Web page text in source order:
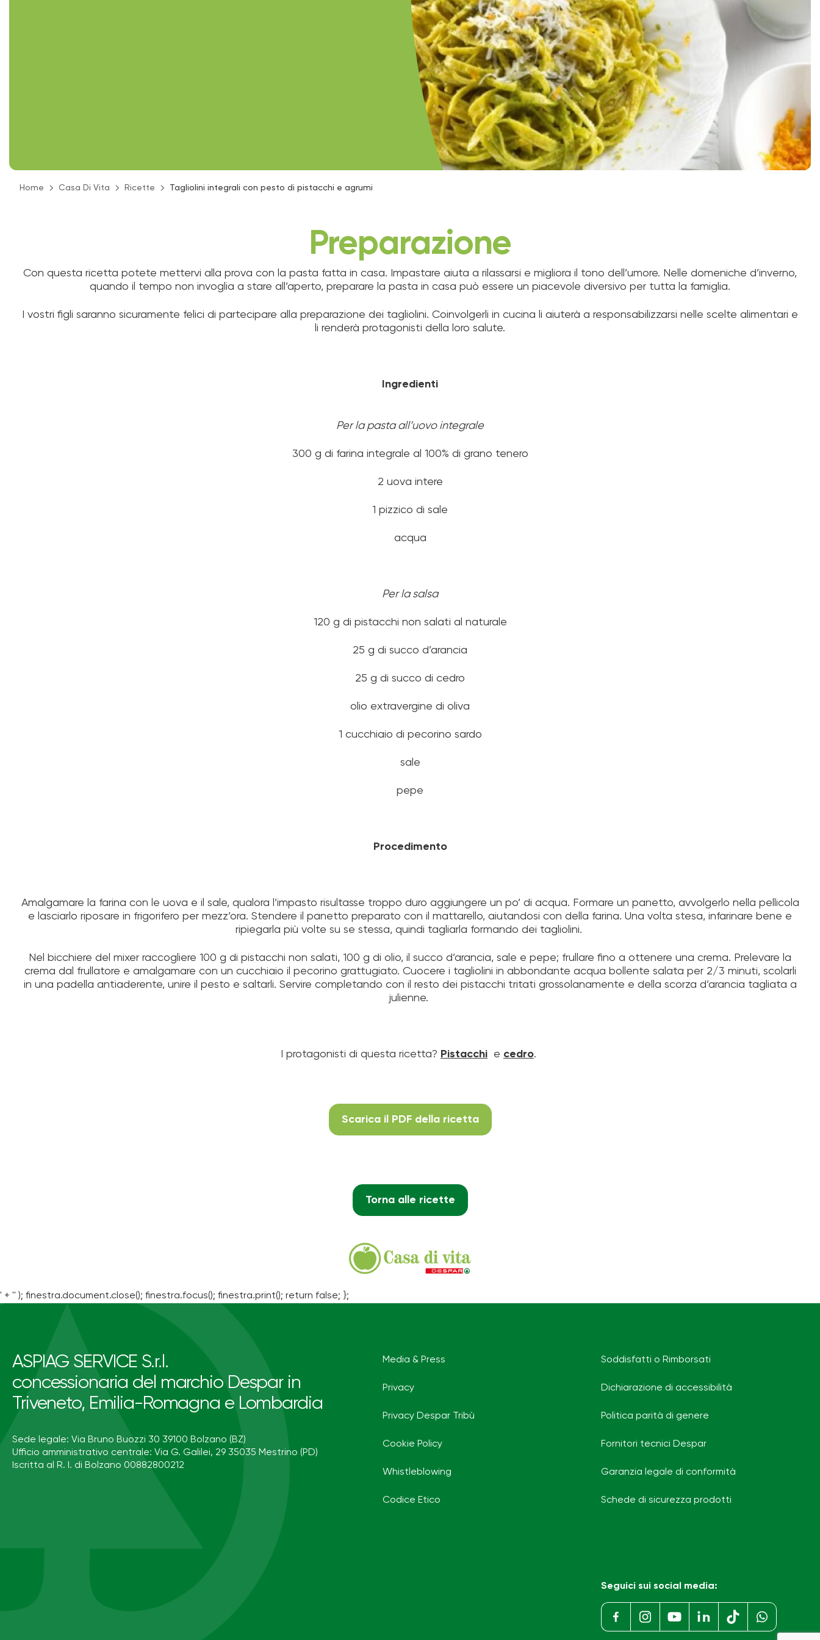
Home Casa Di Vita Ricette Tagliolini integrali con pesto di pistacchi e agrumi
Preparazione
Con questa ricetta potete mettervi alla prova con la pasta fatta in casa. Impastare aiuta a rilassarsi e migliora il tono dell’umore. Nelle domeniche d’inverno,
quando il tempo non invoglia a stare all’aperto, preparare la pasta in casa può essere un piacevole diversivo per tutta la famiglia.
I vostri figli saranno sicuramente felici di partecipare alla preparazione dei tagliolini. Coinvolgerli in cucina li aiuterà a responsabilizzarsi nelle scelte alimentari e
li renderà protagonisti della loro salute.
Ingredienti
Per la pasta all’uovo integrale
300 g di farina integrale al 100% di grano tenero
2 uova intere
1 pizzico di sale
acqua
Per la salsa
120 g di pistacchi non salati al naturale
25 g di succo d’arancia
25 g di succo di cedro
olio extravergine di oliva
1 cucchiaio di pecorino sardo
sale
pepe
Procedimento
Amalgamare la farina con le uova e il sale, qualora l’impasto risultasse troppo duro aggiungere un po’ di acqua. Formare un panetto, avvolgerlo nella pellicola
e lasciarlo riposare in frigorifero per mezz’ora. Stendere il panetto preparato con il mattarello, aiutandosi con della farina. Una volta stesa, infarinare bene e
ripiegarla più volte su se stessa, quindi tagliarla formando dei tagliolini.
Nel bicchiere del mixer raccogliere 100 g di pistacchi non salati, 100 g di olio, il succo d’arancia, sale e pepe; frullare fino a ottenere una crema. Prelevare la
crema dal frullatore e amalgamare con un cucchiaio il pecorino grattugiato. Cuocere i tagliolini in abbondante acqua bollente salata per 2/3 minuti, scolarli
in una padella antiaderente, unire il pesto e saltarli. Servire completando con il resto dei pistacchi tritati grossolanamente e della scorza d’arancia tagliata a
julienne.
I protagonisti di questa ricetta? Pistacchi e cedro.
Scarica il PDF della ricetta
Torna alle ricette
' + '' ); finestra.document.close(); finestra.focus(); finestra.print(); return false; };
ASPIAG SERVICE S.r.l.
concessionaria del marchio Despar in
Triveneto, Emilia-Romagna e Lombardia
Sede legale: Via Bruno Buozzi 30 39100 Bolzano (BZ)
Ufficio amministrativo centrale: Via G. Galilei, 29 35035 Mestrino (PD)
Iscritta al R. I. di Bolzano 00882800212
Media & Press
Privacy
Privacy Despar Tribù
Cookie Policy
Whistleblowing
Codice Etico
Soddisfatti o Rimborsati
Dichiarazione di accessibilità
Politica parità di genere
Fornitori tecnici Despar
Garanzia legale di conformità
Schede di sicurezza prodotti
Seguici sui social media: